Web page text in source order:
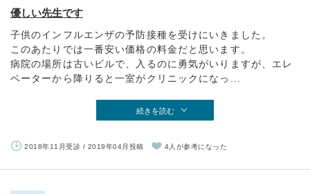
優しい先生です
子供のインフルエンザの予防接種を受けにいきました。
このあたりでは一番安い価格の料金だと思います。
病院の場所は古いビルで、入るのに勇気がいりますが、エレ
ベーターから降りると一室がクリニックになっ...
続きを読む
2018年11月受診 / 2019年04月投稿 4人が参考になった